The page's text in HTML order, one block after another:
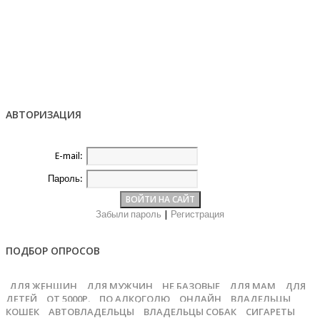
АВТОРИЗАЦИЯ
E-mail:
Пароль:
Забыли пароль Регистрация
ПОДБОР ОПРОСОВ
ДЛЯ ЖЕНЩИН ДЛЯ МУЖЧИН НЕ БАЗОВЫЕ ДЛЯ МАМ
ДЛЯ
ДЕТЕЙ
ОТ 5000Р. ПО АЛКОГОЛЮ ОНЛАЙН
ВЛАДЕЛЬЦЫ
КОШЕК
АВТОВЛАДЕЛЬЦЫ ВЛАДЕЛЬЦЫ СОБАК СИГАРЕТЫ